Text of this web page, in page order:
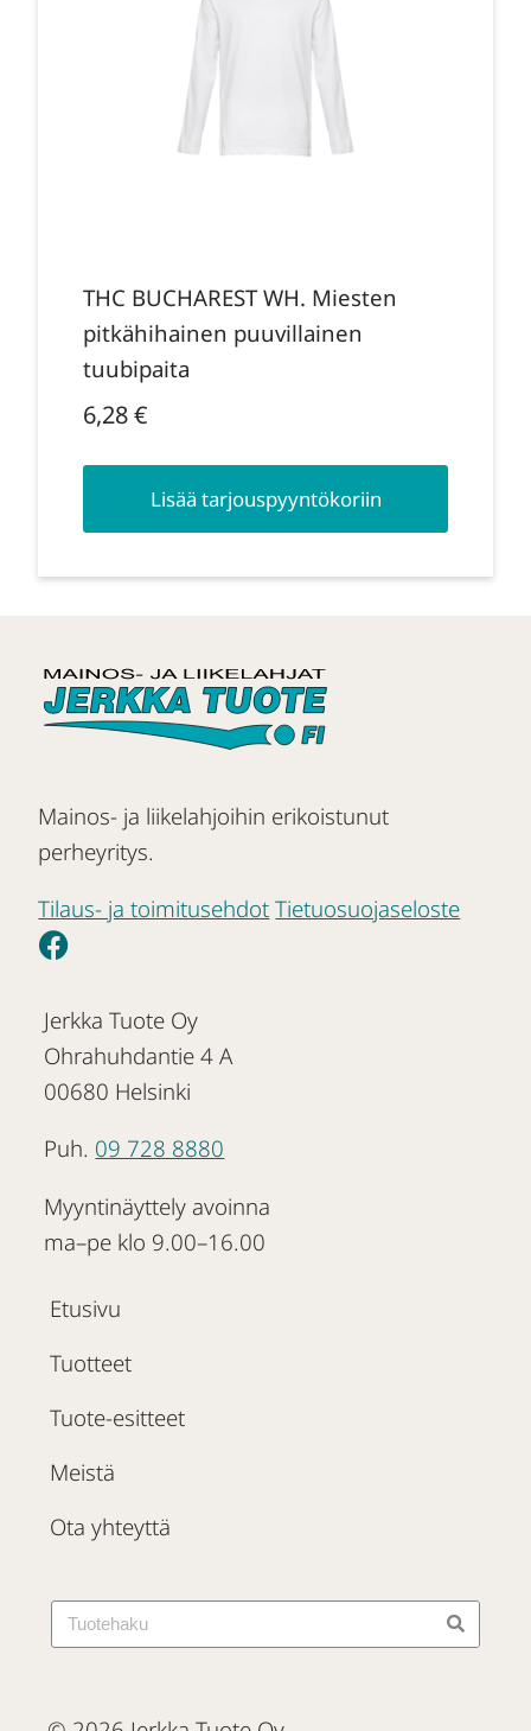
THC BUCHAREST WH. Miesten
pitkähihainen puuvillainen
tuubipaita
6,28€
Lisää tarjouspyyntökoriin
Mainos- ja liikelahjoihin erikoistunut
perheyritys.
Tilaus- ja toimitusehdot Tietuosuojaseloste
Jerkka Tuote Oy
Ohrahuhdantie 4 A
00680 Helsinki
Puh. 09 728 8880
Myyntinäyttely avoinna
ma–pe klo 9.00–16.00
Etusivu
Tuotteet
Tuote-esitteet
Meistä
Ota yhteyttä